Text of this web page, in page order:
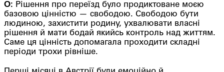
О: Рішення про переїзд було продиктоване моєю
базовою цінністю — свободою. Свободою бути
людиною, захистити родину, ухвалювати власні
рішення й мати бодай якийсь контроль над життям.
Саме ця цінність допомагала проходити складні
періоди трохи рівніше.